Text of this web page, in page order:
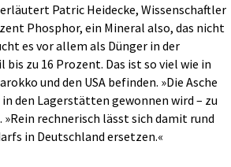
Patric Heidecke, Wissenschaftler
Phosphor, ein Mineral also, das nicht
es vor allem als Dünger in der
zu 16 Prozent. Das ist so viel wie in
und den USA befinden. »Die Asche
den Lagerstätten gewonnen wird – zu
rechnerisch lässt sich damit rund
in Deutschland ersetzen.«